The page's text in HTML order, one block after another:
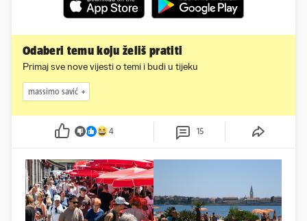
Odaberi temu koju želiš pratiti
Primaj sve nove vijesti o temi i budi u tijeku
massimo savić
4 15